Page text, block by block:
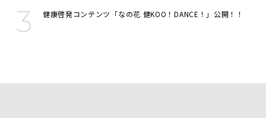
健康啓発コンテンツ「なの花 健KOO！DANCE！」公開！！